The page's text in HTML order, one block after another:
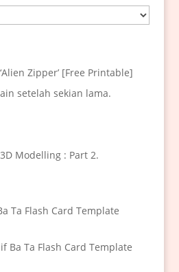
Zipper’ [Free Printable]
setelah sekian lama.
Modelling : Part 2.
Ta Flash Card Template
Ba Ta Flash Card Template